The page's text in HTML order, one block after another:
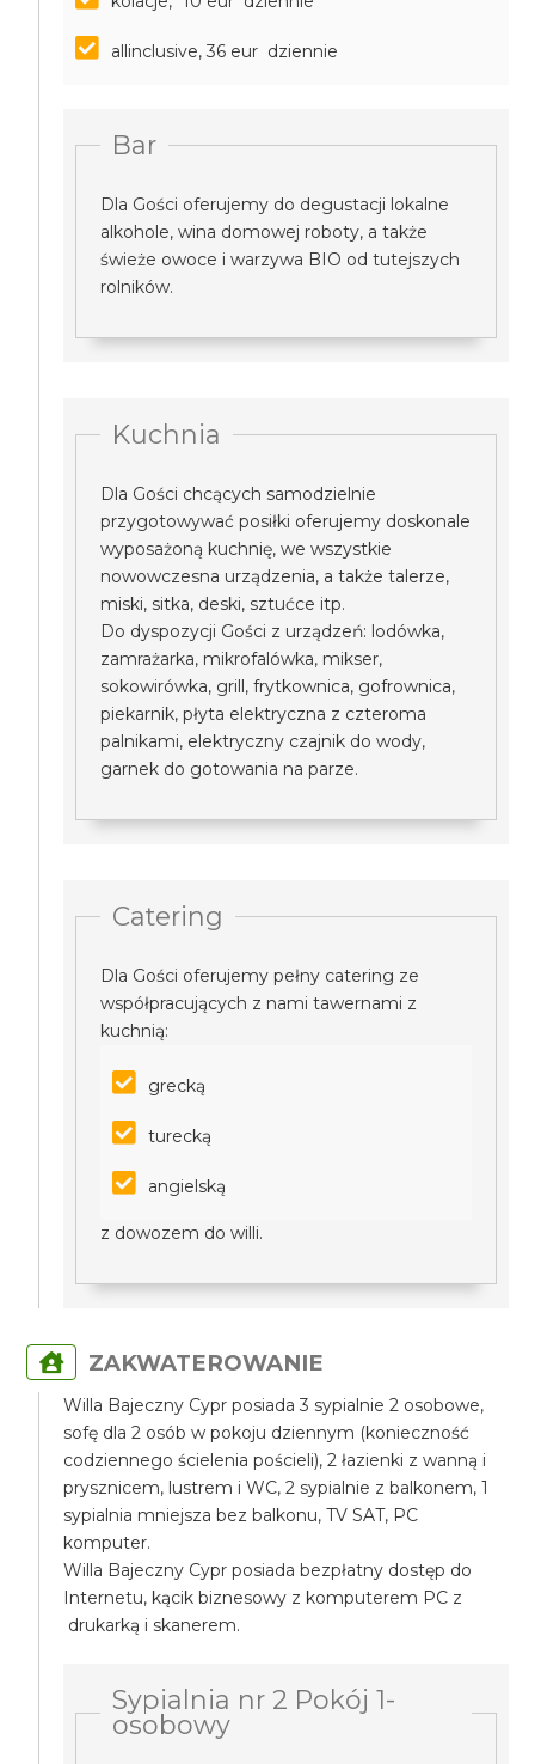
allinclusive, 36 eur dziennie
Bar
Dla Gości oferujemy do degustacji lokalne
alkohole, wina domowej roboty, a także
świeże owoce i warzywa BIO od tutejszych
rolników.
Kuchnia
Dla Gości chcących samodzielnie
przygotowywać posiłki oferujemy doskonale
wyposażoną kuchnię, we wszystkie
nowowczesna urządzenia, a także talerze,
miski, sitka, deski, sztućce itp.
Do dyspozycji Gości z urządzeń: lodówka,
zamrażarka, mikrofalówka, mikser,
sokowirówka, grill, frytkownica, gofrownica,
piekarnik, płyta elektryczna z czteroma
palnikami, elektryczny czajnik do wody,
garnek do gotowania na parze.
Catering
Dla Gości oferujemy pełny catering ze
współpracujących z nami tawernami z
kuchnią:
grecką
turecką
angielską
z dowozem do willi.
ZAKWATEROWANIE
Willa Bajeczny Cypr posiada 3 sypialnie 2 osobowe,
sofę dla 2 osób w pokoju dziennym (konieczność
codziennego ścielenia pościeli), 2 łazienki z wanną i
prysznicem, lustrem i WC, 2 sypialnie z balkonem, 1
sypialnia mniejsza bez balkonu, TV SAT, PC
komputer.
Willa Bajeczny Cypr posiada bezpłatny dostęp do
Internetu, kącik biznesowy z komputerem PC z
drukarką i skanerem.
Sypialnia nr 2 Pokój 1-
osobowy